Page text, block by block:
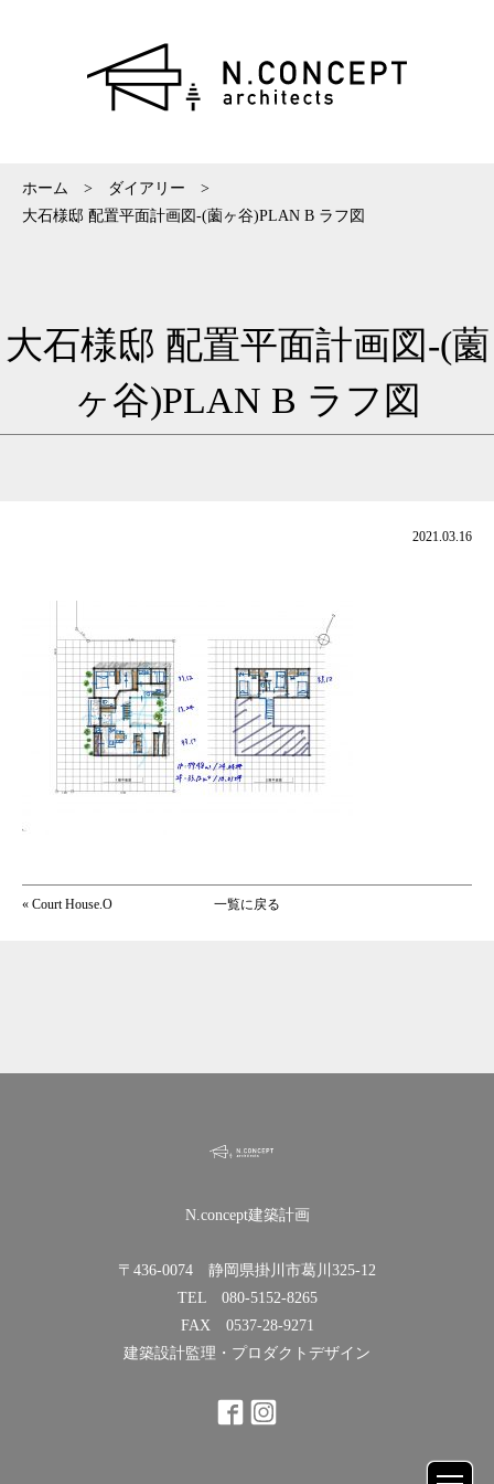
ホーム > ダイアリー
>
大石様邸 配置平面計画図-(薗ヶ谷)PLAN B ラフ図
大石様邸 配置平面計画図-(薗
ヶ谷)PLAN B ラフ図
2021.03.16
« Court House.O 一覧に戻る
N.concept建築計画
〒436-0074 静岡県掛川市葛川325-12
TEL 080-5152-8265
FAX 0537-28-9271
建築設計監理・プロダクトデザイン